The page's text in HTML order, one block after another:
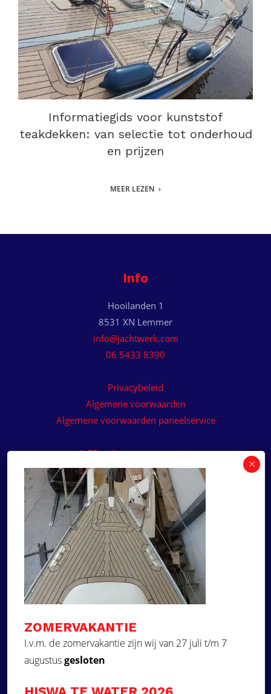
Informatiegids voor kunststof
teakdekken: van selectie tot onderhoud
en prijzen
MEER LEZEN
Info
Hooilanden 1
8531 XN Lemmer
info@jachtwerk.com
06 5433 8390
Privacybeleid
Algemene voorwaarden
Algemene voorwaarden paneelservice
Offerte aanvragen
Wilt u een prijsvoorstel op maat ontvangen voor
een kunststof teakdek voor uw boot? Vraag een
vrijblijvende offerte aan!
Offerte aanvragen
Ga naar
Over ons
Projecten
ZOMERVAKANTIE
I.v.m. de zomervakantie zijn wij van 27 juli t/m 7
augustusgesloten
×
Deze website maakt
gebruik van cookies.
Deze website gebruikt cookies om uw
gebruikerservaring te verbeteren. Door
onze website te gebruiken, stemt u in met
alle cookies in overeenstemming met ons
STRIKT NOODZAKELIJK
PRESTATIE